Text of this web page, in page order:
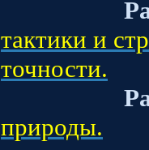
тактики и
точности.
природы.